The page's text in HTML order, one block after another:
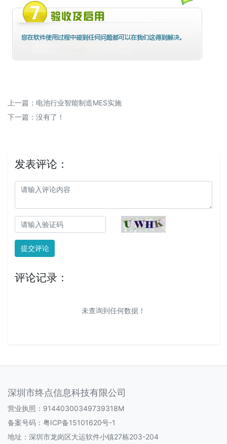
上一篇： 电池行业智能制造MES实施
下一篇：没有了！
发表评论：
提交评论
评论记录：
未查询到任何数据！
深圳市终点信息科技有限公司
营业执照：91440300349739318M
备案号码： 粤ICP备15101620号-1
地址：深圳市龙岗区大运软件小镇27栋203-204